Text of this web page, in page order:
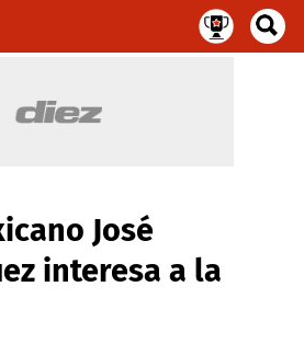
José
interesa a la